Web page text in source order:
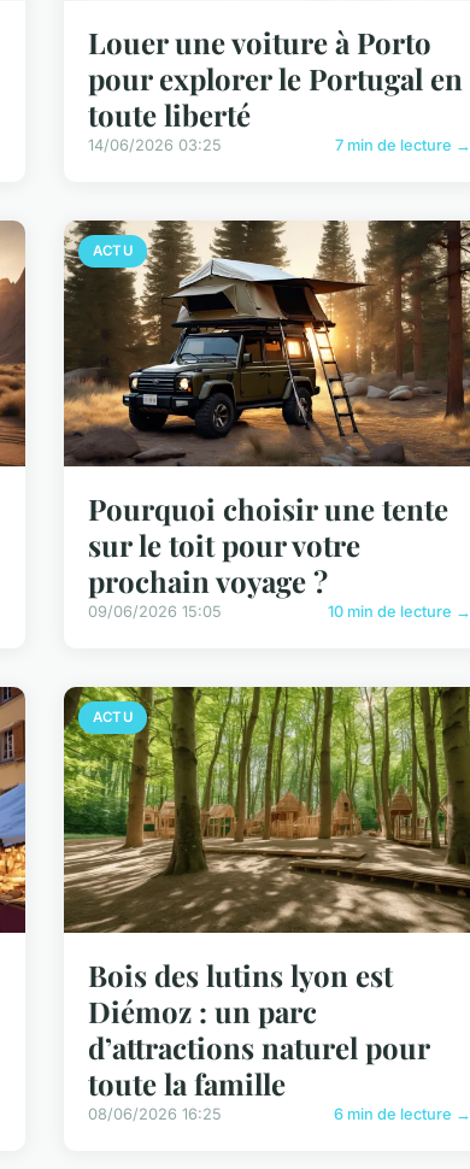
Louer une voiture à Porto
pour explorer le Portugal en
toute liberté
14/06/2026 03:25 7 min de lecture →
ACTU
Pourquoi choisir une tente
sur le toit pour votre
prochain voyage ?
09/06/2026 15:05 10 min de lecture →
ACTU
Bois des lutins lyon est
Diémoz : un parc
d’attractions naturel pour
toute la famille
08/06/2026 16:25 6 min de lecture →